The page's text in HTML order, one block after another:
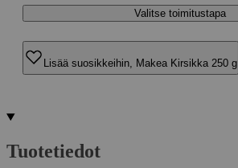
Valitse toimitustapa
Lisää suosikkeihin, Makea Kirsikka 250 g
Tuotetiedot